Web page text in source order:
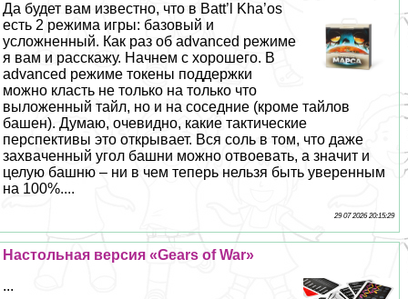
Да будет вам известно, что в Batt’l Kha’os
есть 2 режима игры: базовый и
усложненный. Как раз об advanced режиме
я вам и расскажу. Начнем с хорошего. В
advanced режиме токены поддержки
можно класть не только на только что
выложенный тайл, но и на соседние (кроме тайлов
башен). Думаю, очевидно, какие тактические
перспективы это открывает. Вся соль в том, что даже
захваченный угол башни можно отвоевать, а значит и
целую башню – ни в чем теперь нельзя быть уверенным
на 100%....
29 07 2026 20:15:29
Настольная версия «Gears of War»
...